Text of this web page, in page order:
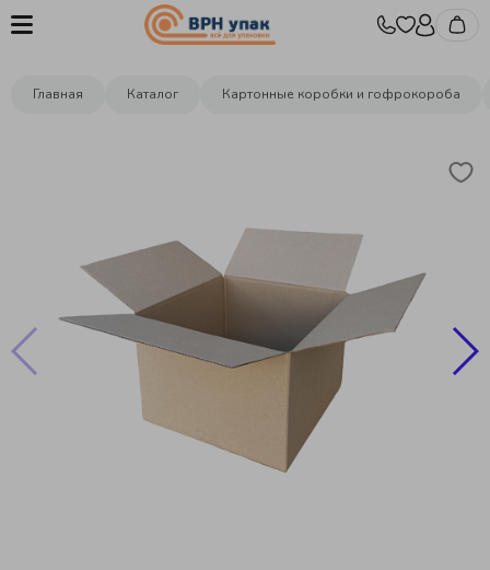
Главная Каталог Картонные коробки и гофрокороба